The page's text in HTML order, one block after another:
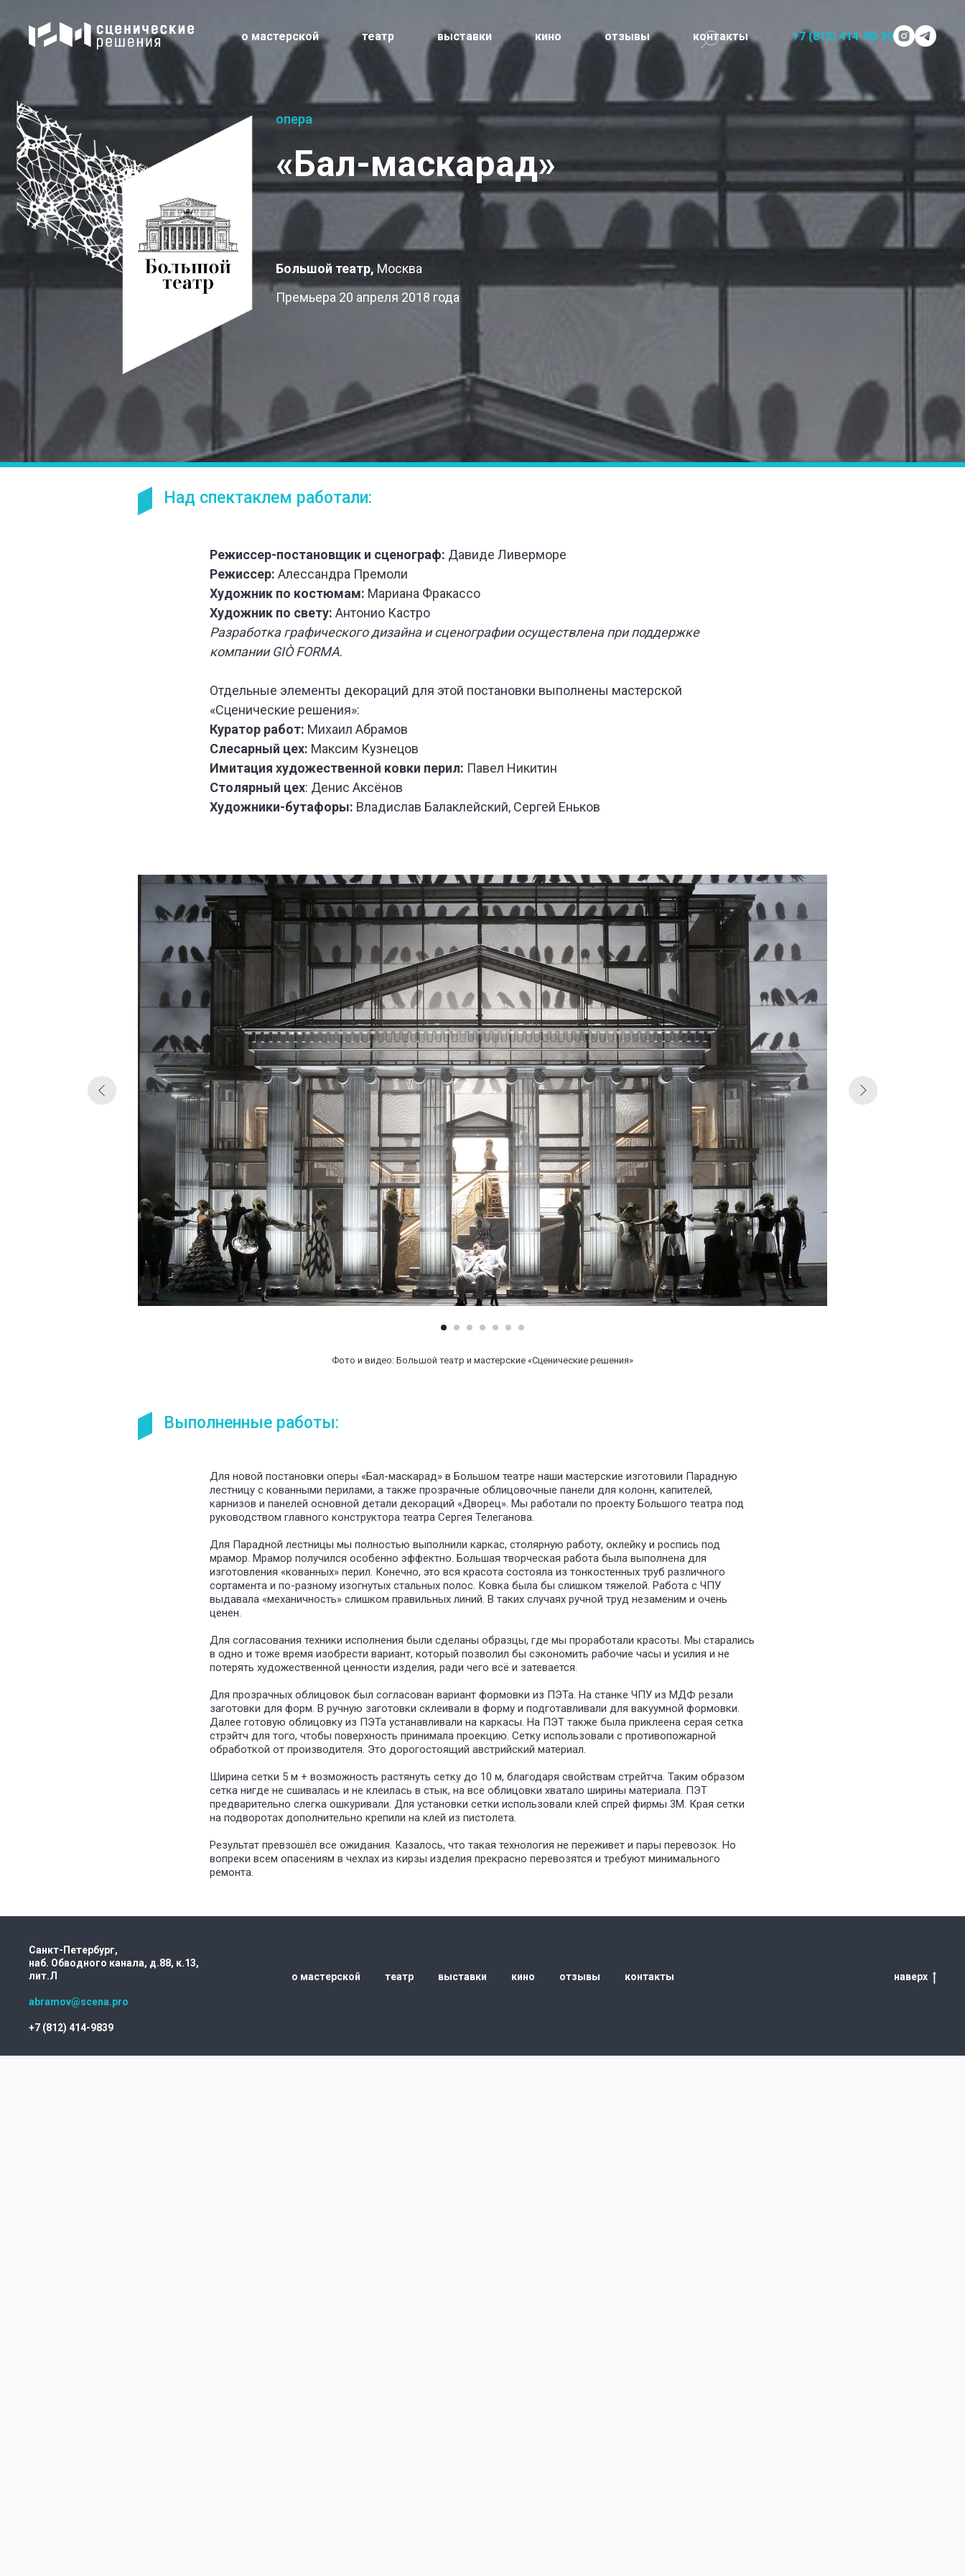
о мастерской театр выставки кино отзывы контакты +7 (812) 414-98-39
У НАСБОЛЕЕ 70
ПРОЕКТОВ
СПЕКТАКЛЕЙ
И ТЕАТРАЛЬНЫХ
ПОСТАНОВОК
«Бал-маскарад»
Большой театр, Москва
Премьера 20 апреля 2018 года
опера
У НАС БОЛЕЕ 70
ИНТЕРЕСНЫХ
ПРОЕКТОВ
ДЛЯ РАЗНЫХ
СПЕКТАКЛЕЙ
И ТЕАТРАЛЬНЫХ
ПОСТАНОВОК
Над спектаклем работали:
Режиссер-постановщик и сценограф: Давиде Ливерморе
Режиссер: Алессандра Премоли
Художник по костюмам: Мариана Фракассо
Художник по свету: Антонио Кастро
Разработка графического дизайна и сценографии осуществлена при поддержке
компании GIÒ FORMA.
Отдельные элементы декораций для этой постановки выполнены мастерской
«Сценические решения»:
Куратор работ: Михаил Абрамов
Слесарный цех: Максим Кузнецов
Имитация художественной ковки перил: Павел Никитин
Столярный цех: Денис Аксёнов
Художники-бутафоры: Владислав Балаклейский, Сергей Еньков
Фото и видео: Большой театр и мастерские «Сценические решения»
У НАСБОЛЕЕ 70
Выполненные работы:
Для новой постановки оперы «Бал-маскарад» в Большом театре наши мастерские изготовили Парадную
лестницу с кованными перилами, а также прозрачные облицовочные панели для колонн, капителей,
карнизов и панелей основной детали декораций «Дворец». Мы работали по проекту Большого театра под
руководством главного конструктора театра Сергея Телеганова.
Для Парадной лестницы мы полностью выполнили каркас, столярную работу, оклейку и роспись под
мрамор. Мрамор получился особенно эффектно. Большая творческая работа была выполнена для
изготовления «кованных» перил. Конечно, это вся красота состояла из тонкостенных труб различного
сортамента и по-разному изогнутых стальных полос. Ковка была бы слишком тяжелой. Работа с ЧПУ
выдавала «механичность» слишком правильных линий. В таких случаях ручной труд незаменим и очень
ценен.
Для согласования техники исполнения были сделаны образцы, где мы проработали красоты. Мы старались
в одно и тоже время изобрести вариант, который позволил бы сэкономить рабочие часы и усилия и не
потерять художественной ценности изделия, ради чего всё и затевается.
Для прозрачных облицовок был согласован вариант формовки из ПЭТа. На станке ЧПУ из МДФ резали
заготовки для форм. В ручную заготовки склеивали в форму и подготавливали для вакуумной формовки.
Далее готовую облицовку из ПЭТа устанавливали на каркасы. На ПЭТ также была приклеена серая сетка
стрэйтч для того, чтобы поверхность принимала проекцию. Сетку использовали с противопожарной
обработкой от производителя. Это дорогостоящий австрийский материал.
Ширина сетки 5 м + возможность растянуть сетку до 10 м, благодаря свойствам стрейтча. Таким образом
сетка нигде не сшивалась и не клеилась в стык, на все облицовки хватало ширины материала. ПЭТ
предварительно слегка ошкуривали. Для установки сетки использовали клей спрей фирмы 3М. Края сетки
на подворотах дополнительно крепили на клей из пистолета.
Результат превзошёл все ожидания. Казалось, что такая технология не переживет и пары перевозок. Но
вопреки всем опасениям в чехлах из кирзы изделия прекрасно перевозятся и требуют минимального
ремонта.
Санкт-Петербург,
наб. Обводного канала, д.88, к.13,
лит.Л
abramov@scena.pro
+7 (812) 414-9839
о мастерской театр выставки кино отзывы контакты наверх